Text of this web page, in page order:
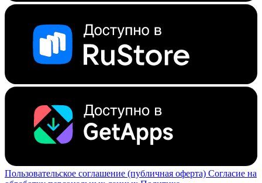
Пользовательское соглашение (публичная оферта) Согласие на